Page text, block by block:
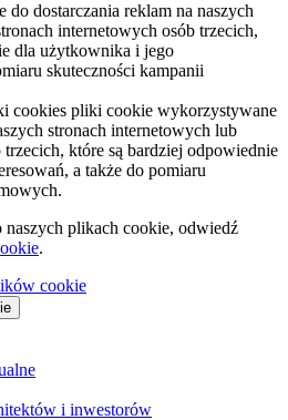
dostarczania reklam na naszych
internetowych osób trzecich,
dla użytkownika i jego
skuteczności kampanii
cookies pliki cookie wykorzystywane
stronach internetowych lub
które są bardziej odpowiednie
a także do pomiaru
plikach cookie, odwiedź
.
cookie
i inwestorów